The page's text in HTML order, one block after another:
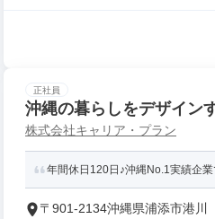
正社員
沖縄の暮らしをデザイン
株式会社キャリア・プラン
年間休日120日♪沖縄No.1実績企
〒901-2134沖縄県浦添市港川